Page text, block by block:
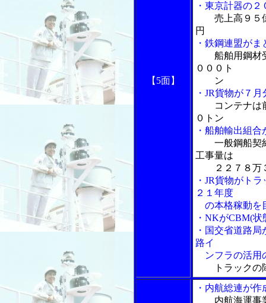
【5面】
・東京計器の
売上高９５
円
・鉄鋼連盟が
船舶用鋼材
０００ト
ン
・JR貨物が７
コンテナは
０トン
・船舶輸出組
一般鋼船契
工事量は
２２７８万
・JR貨物がト
２１年度
の本格稼動を
・NKがCBM(
・国交省道路
路イ
ンフラの活用
トラック
・内航総連が
内航海運事